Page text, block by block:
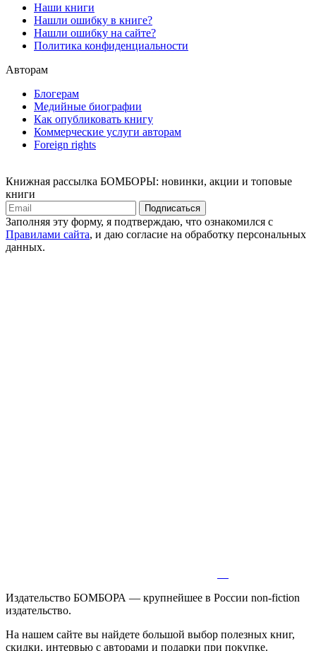
Наши книги
Нашли ошибку в книге?
Нашли ошибку на сайте?
Политика конфиденциальности
Авторам
Блогерам
Медийные биографии
Как опубликовать книгу
Коммерческие услуги авторам
Foreign rights
Книжная рассылка БОМБОРЫ: новинки, акции и топовые
книги
Подписаться
Заполняя эту форму, я подтверждаю, что ознакомился с
Правилами сайта, и даю согласие на обработку персональных
данных.
Издательство БОМБОРА — крупнейшее в России non-fiction
издательство.
На нашем сайте вы найдете большой выбор полезных книг,
скидки, интервью с авторами и подарки при покупке.